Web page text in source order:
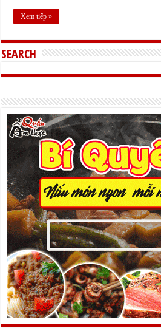
Xem tiếp »
SEARCH